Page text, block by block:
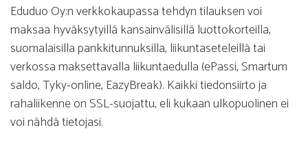
Eduduo Oy:n verkkokaupassa tehdyn tilauksen voi
maksaa hyväksytyillä kansainvälisillä luottokorteilla,
suomalaisilla pankkitunnuksilla, liikuntaseteleillä tai
verkossa maksettavalla liikuntaedulla (ePassi, Smartum
saldo, Tyky-online, EazyBreak). Kaikki tiedonsiirto ja
rahaliikenne on SSL-suojattu, eli kukaan ulkopuolinen ei
voi nähdä tietojasi.